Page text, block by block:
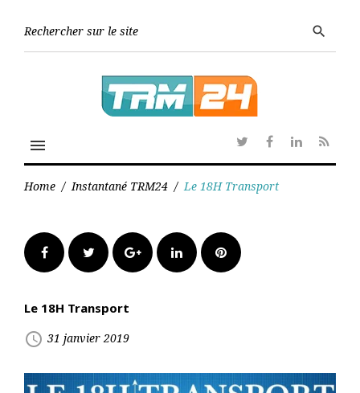
search
menu
TwitterFacebook
Linkedin
RSS
Home / Instantané TRM24 / Le 18H Transport
FacebookTwitter Google+LinkedInPinterest
Le 18H Transport
access_time 31 janvier 2019